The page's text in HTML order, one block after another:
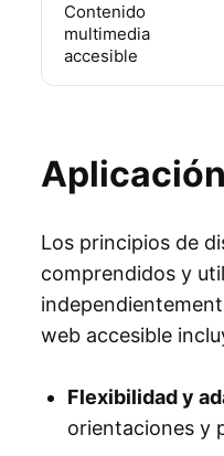
Contenido
multimedia
accesible
Los principios de
comprendidos y
web accesible
Flexibilidad y
orientaciones y